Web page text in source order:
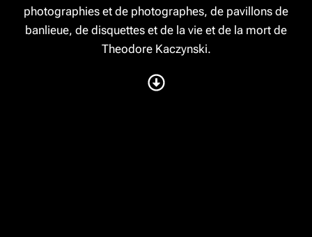
photographies et de photographes, de pavillons de
banlieue, de disquettes et de la vie et de la mort de
Theodore Kaczynski.